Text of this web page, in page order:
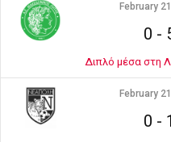
February
0 -
Διπλό μέσα στη
February
0 - 1